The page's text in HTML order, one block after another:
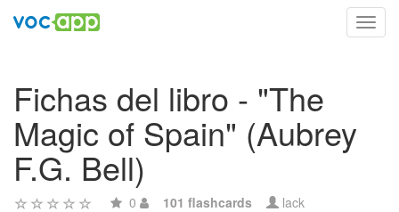
Fichas del libro - "The
Magic of Spain" (Aubrey
F.G. Bell)
0 101 flashcards lack